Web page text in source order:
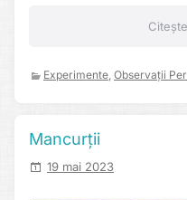
Experimente Observații
Mancurții
19 mai 2023